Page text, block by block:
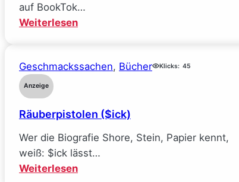
auf BookTok…
Weiterlesen:
–
(Elle
Geschmackssachen, Bücher Klicks: 45
Anzeige
Räuberpistolen ($ick)
Wer die Biografie Shore, Stein, Papier kennt,
weiß: $ick lässt…
Weiterlesen: